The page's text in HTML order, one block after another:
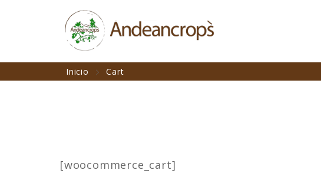
Inicio Cart
[woocommerce_cart]